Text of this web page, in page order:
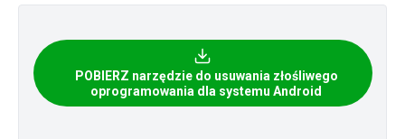
POBIERZ narzędzie do usuwania złośliwego
oprogramowania dla systemu Android